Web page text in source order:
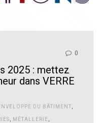
0
2025 : mettez
dans VERRE
DU BÂTIMENT
MÉTALLERIE